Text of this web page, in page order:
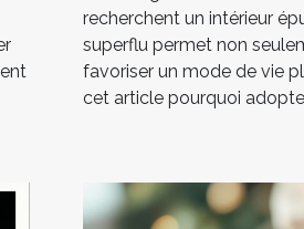
recherchent un intérieur
superflu permet non
favoriser un mode de vie
cet article pourquoi